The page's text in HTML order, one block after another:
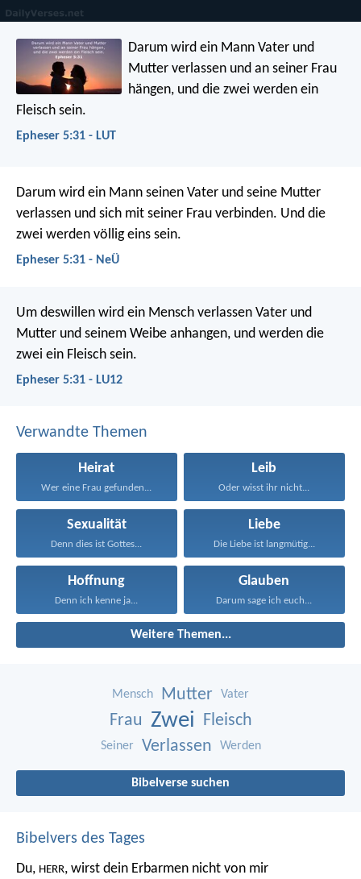
Darum wird ein Mann Vater und
Mutter verlassen und an seiner Frau
hängen, und die zwei werden ein
Fleisch sein.
Epheser 5:31 - LUT
Darum wird ein Mann seinen Vater und seine Mutter
verlassen und sich mit seiner Frau verbinden. Und die
zwei werden völlig eins sein.
Epheser 5:31 - NeÜ
Um deswillen wird ein Mensch verlassen Vater und
Mutter und seinem Weibe anhangen, und werden die
zwei ein Fleisch sein.
Epheser 5:31 - LU12
Verwandte Themen
Heirat
Wer eine Frau gefunden...
Leib
Oder wisst ihr nicht...
Sexualität
Denn dies ist Gottes...
Liebe
Die Liebe ist langmütig...
Hoffnung
Denn ich kenne ja...
Glauben
Darum sage ich euch...
Weitere Themen...
Mensch Mutter Vater
Frau Zwei Fleisch
Seiner Verlassen Werden
Bibelverse suchen
Bibelvers des Tages
Du, HERR, wirst dein Erbarmen nicht von mir